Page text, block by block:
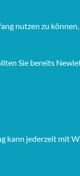
nutzen zu
Sie bereits
kann jederzeit mit